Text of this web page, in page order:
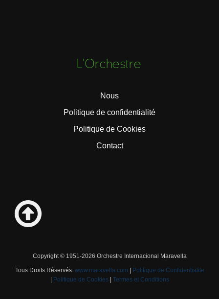
L'Orchestre
Nous
Politique de confidentialité
Politique de Cookies
Contact
Copyright © 1951-2026 Orchestre Internacional Maravella
Tous Droits Réservés. www.maravella.com
Politique de Confidentialite
Politique de Cookies| Termes et Conditions